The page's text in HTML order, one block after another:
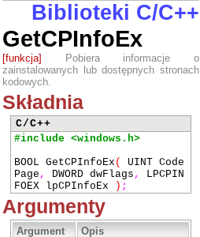
Biblioteki C/C++
GetCPInfoEx
[funkcja]
Pobiera informacje o
zainstalowanych lub dostępnych stronach
kodowych.
Składnia
C/C++
#include <windows.h>
BOOL GetCPInfoEx (
UINT Code
Page , DWORD dwFlags ,
LPCPIN
FOEX lpCPInfoEx
) ;
Argumenty
Argument Opis